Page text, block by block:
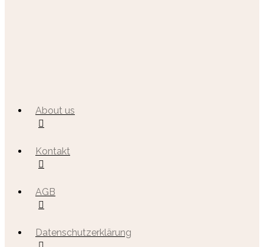
About us
Kontakt
AGB
Datenschutzerklärung